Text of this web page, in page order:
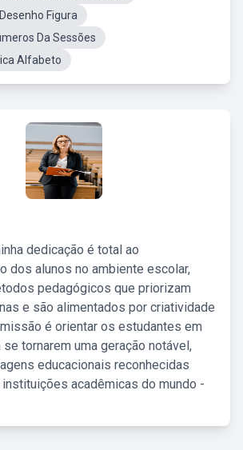
Figura
Da Sessões
Alfabeto
dedicação é total ao
dos alunos no ambiente escolar,
pedagógicos que priorizam
e são alimentados por criatividade
é orientar os estudantes em
se tornarem uma geração notável,
educacionais reconhecidas
acadêmicas do mundo -